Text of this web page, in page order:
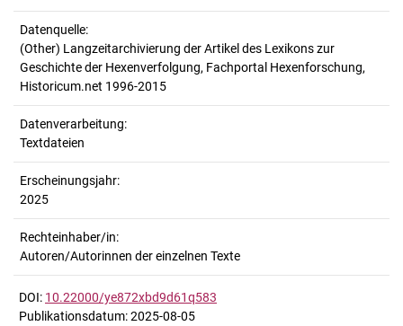
Datenquelle:
(Other) Langzeitarchivierung der Artikel des Lexikons zur
Geschichte der Hexenverfolgung, Fachportal Hexenforschung,
Historicum.net 1996-2015
Datenverarbeitung:
Textdateien
Erscheinungsjahr:
2025
Rechteinhaber/in:
Autoren/Autorinnen der einzelnen Texte
DOI: 10.22000/ye872xbd9d61q583
Publikationsdatum: 2025-08-05